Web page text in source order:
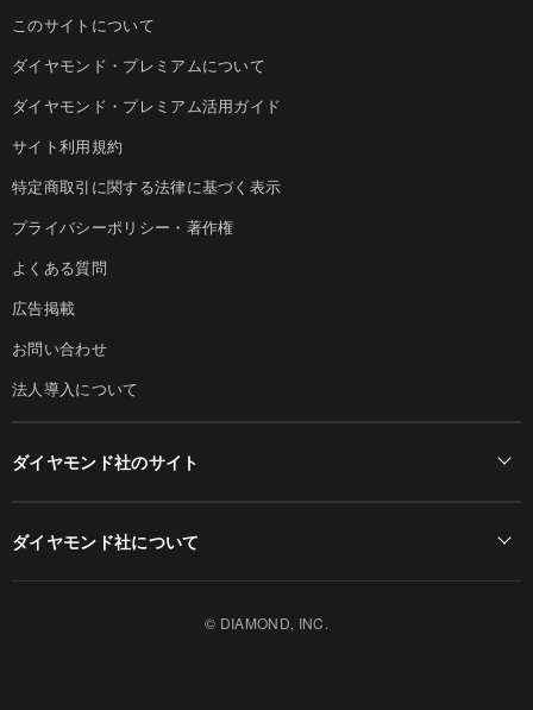
このサイトについて
ダイヤモンド・プレミアムについて
ダイヤモンド・プレミアム活用ガイド
サイト利用規約
特定商取引に関する法律に基づく表示
プライバシーポリシー・著作権
よくある質問
広告掲載
お問い合わせ
法人導入について
ダイヤモンド社のサイト
ダイヤモンド社について
© DIAMOND, INC.